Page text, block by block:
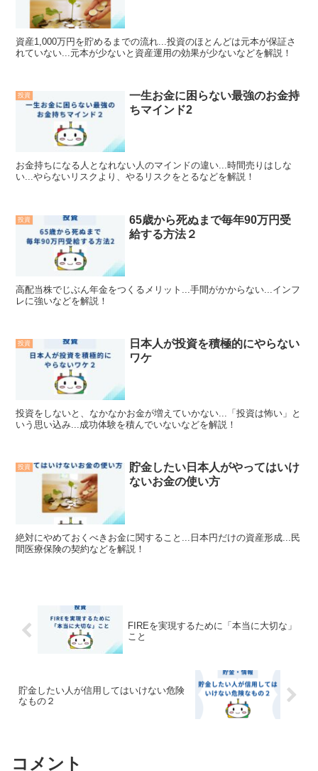
資産1,000万円を貯めるまでの流れ...投資のほとんどは元本が保証さ
れていない...元本が少ないと資産運用の効果が少ないなどを解説！
投資
一生お金に困らない最強のお金持
ちマインド2
お金持ちになる人となれない人のマインドの違い...時間売りはしな
い...やらないリスクより、やるリスクをとるなどを解説！
投資
65歳から死ぬまで毎年90万円受
給する方法２
高配当株でじぶん年金をつくるメリット...手間がかからない...インフ
レに強いなどを解説！
投資
日本人が投資を積極的にやらない
ワケ
投資をしないと、なかなかお金が増えていかない...「投資は怖い」と
いう思い込み...成功体験を積んでいないなどを解説！
投資
貯金したい日本人がやってはいけ
ないお金の使い方
絶対にやめておくべきお金に関すること...日本円だけの資産形成...民
間医療保険の契約などを解説！
FIREを実現するために「本当に大切な」
こと
貯金したい人が信用してはいけない危険
なもの２
コメント